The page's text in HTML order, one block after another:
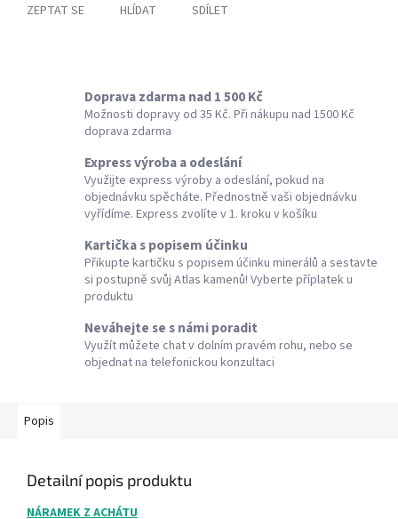
ZEPTAT SE HLÍDAT SDÍLET
Doprava zdarma nad 1 500 Kč
Možnosti dopravy od 35 Kč. Při nákupu nad 1500 Kč
doprava zdarma
Express výroba a odeslání
Využijte express výroby a odeslání, pokud na
objednávku spěcháte. Přednostně vaši objednávku
vyřídíme. Express zvolíte v 1. kroku v košíku
Kartička s popisem účinku
Přikupte kartičku s popisem účinku minerálů a sestavte
si postupně svůj Atlas kamenů! Vyberte příplatek u
produktu
Neváhejte se s námi poradit
Využít můžete chat v dolním pravém rohu, nebo se
objednat na telefonickou konzultaci
Popis
Detailní popis produktu
NÁRAMEK Z ACHÁTU